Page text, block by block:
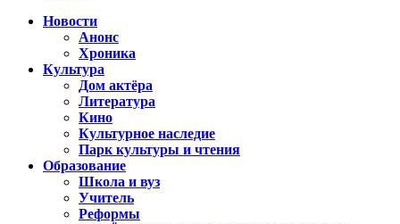
Новости
Анонс
Хроника
Культура
Дом актёра
Литература
Кино
Культурное наследие
Парк культуры и чтения
Образование
Школа и вуз
Учитель
Реформы